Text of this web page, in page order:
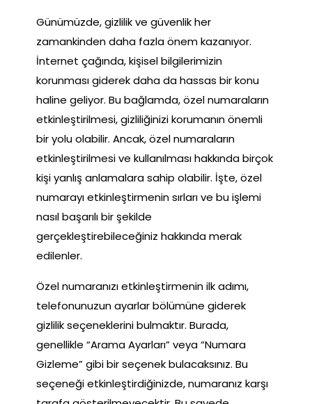
Günümüzde, gizlilik ve güvenlik her
zamankinden daha fazla önem kazanıyor.
İnternet çağında, kişisel bilgilerimizin
korunması giderek daha da hassas bir konu
haline geliyor. Bu bağlamda, özel numaraların
etkinleştirilmesi, gizliliğinizi korumanın önemli
bir yolu olabilir. Ancak, özel numaraların
etkinleştirilmesi ve kullanılması hakkında birçok
kişi yanlış anlamalara sahip olabilir. İşte, özel
numarayı etkinleştirmenin sırları ve bu işlemi
nasıl başarılı bir şekilde
gerçekleştirebileceğiniz hakkında merak
edilenler.
Özel numaranızı etkinleştirmenin ilk adımı,
telefonunuzun ayarlar bölümüne giderek
gizlilik seçeneklerini bulmaktır. Burada,
genellikle “Arama Ayarları” veya “Numara
Gizleme” gibi bir seçenek bulacaksınız. Bu
seçeneği etkinleştirdiğinizde, numaranız karşı